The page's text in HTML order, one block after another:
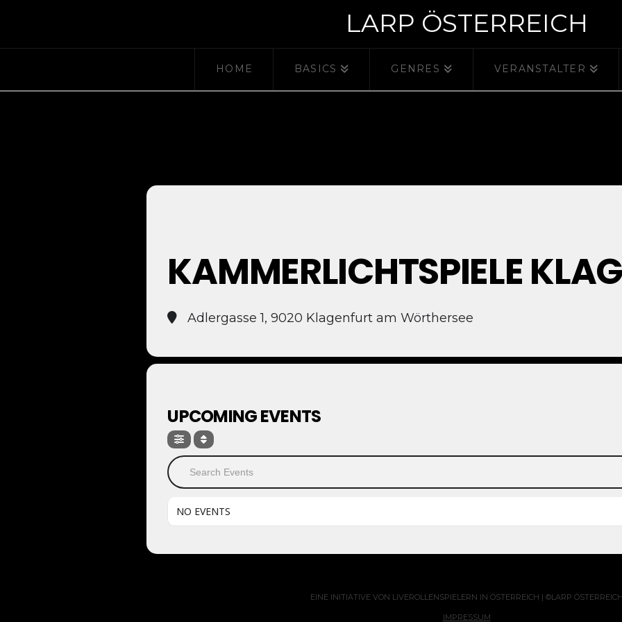
LARP ÖSTERREICH
HOME BASICS GENRES VERANSTALTER
KAMMERLICHTSPIELE
Adlergasse 1, 9020 Klagenfurt am Wörthersee
UPCOMING EVENTS
Search Events
NO EVENTS
EINE INITIATIVE VON LIVEROLLENSPIELERN IN ÖSTERREICH | ©LARP
IMPRESSUM